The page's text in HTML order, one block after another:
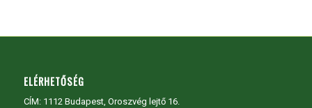
ELÉRHETŐSÉG
CÍM: 1112 Budapest, Oroszvég lejtő 16.